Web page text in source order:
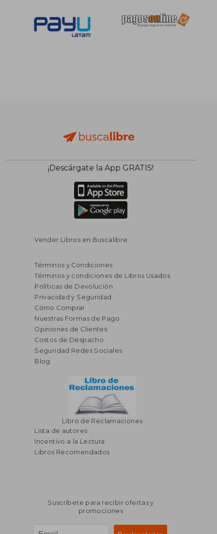
¡Descárgate la App GRATIS!
Vender Libros en Buscalibre
Términos y Condiciones
Términos y condiciones de Libros Usados
Políticas de Devolución
Privacidad y Seguridad
Cómo Comprar
Nuestras Formas de Pago
Opiniones de Clientes
Costos de Despacho
Seguridad Redes Sociales
Blog
Libro de Reclamaciones
Lista de autores
Incentivo a la Lectura
Libros Recomendados
Suscríbete para recibir ofertas y
promociones